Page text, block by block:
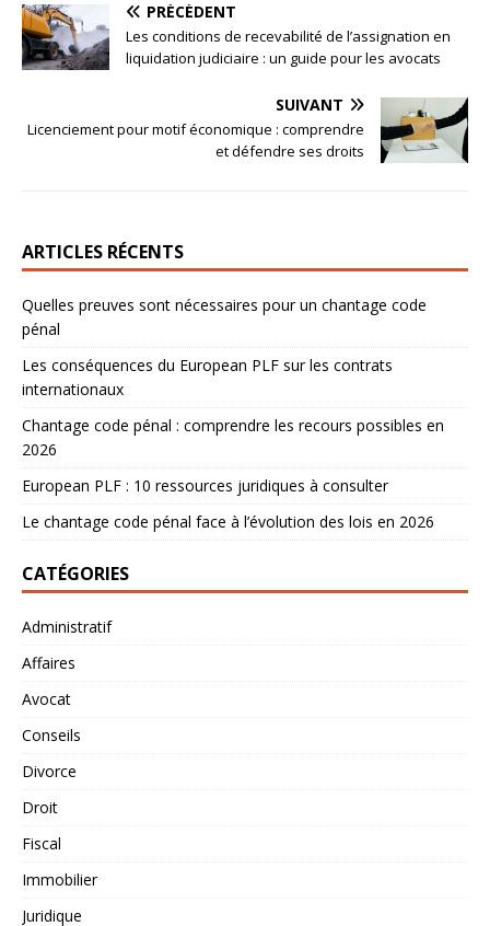
PRÉCÉDENT
Les conditions de recevabilité de l’assignation en
liquidation judiciaire : un guide pour les avocats
SUIVANT
Licenciement pour motif économique : comprendre
et défendre ses droits
ARTICLES RÉCENTS
Quelles preuves sont nécessaires pour un chantage code
pénal
Les conséquences du European PLF sur les contrats
internationaux
Chantage code pénal : comprendre les recours possibles en
2026
European PLF : 10 ressources juridiques à consulter
Le chantage code pénal face à l’évolution des lois en 2026
CATÉGORIES
Administratif
Affaires
Avocat
Conseils
Divorce
Droit
Fiscal
Immobilier
Juridique